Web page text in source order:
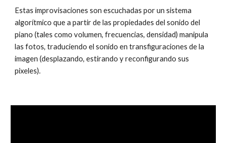
Estas improvisaciones son escuchadas por un sistema
algorítmico que a partir de las propiedades del sonido del
piano (tales como volumen, frecuencias, densidad) manipula
las fotos, traduciendo el sonido en transfiguraciones de la
imagen (desplazando, estirando y reconfigurando sus
pixeles).